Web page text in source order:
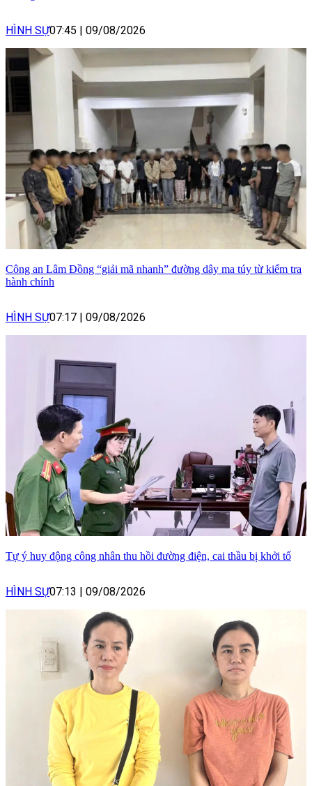
HÌNH SỰ07:45 | 09/08/2026
Công an Lâm Đồng “giải mã nhanh” đường dây ma túy từ kiểm tra
hành chính
HÌNH SỰ07:17 | 09/08/2026
Tự ý huy động công nhân thu hồi đường điện, cai thầu bị khởi tố
HÌNH SỰ07:13 | 09/08/2026